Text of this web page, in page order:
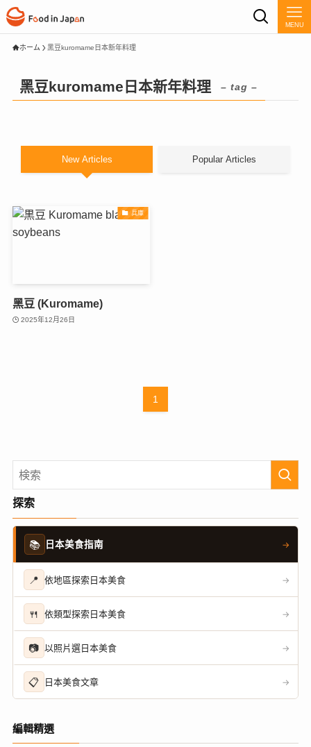
MENU
ホーム 黑豆kuromame日本新年料理
黑豆kuromame日本新年料理 – tag –
New Articles Popular Articles
兵庫
黑豆 (Kuromame)
2025年12月26日
1
探索
📚 日本美食指南 →
📍 依地區探索日本美食 →
🍴 依類型探索日本美食 →
📷 以照片選日本美食 →
📋 日本美食文章 →
編輯精選